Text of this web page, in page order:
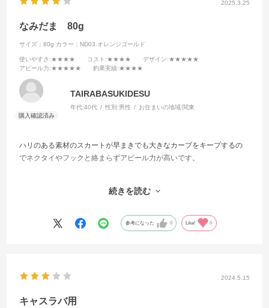
2025.3.25
なみだま 80g
サイズ：80g カラー：ND03.オレンジゴールド
使いやすさ :★★★★ コスト :★★★★ デザイン:★★★★★
アピール力:★★★★★ 釣果実績:★★★★
TAIRABASUKIDESU
年代:40代 性別:男性 お住まいの地域:関東
ハリのある素材のスカートが早まきでも大きなカーブをキープするの
でネクタイやフックと絡まらずアピール力が高いです。
を邪魔する事なく集魚効果を発揮させます。
続きを読む
参考になった 0 Like! 0
2024.5.15
キャスラバ用